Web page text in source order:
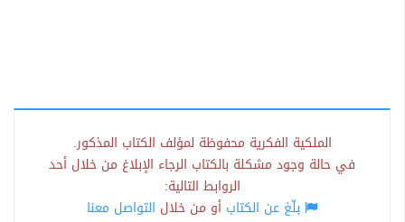
الملكية الفكرية محفوظة لمؤلف الكتاب المذكور.
في حالة وجود مشكلة بالكتاب الرجاء الإبلاغ من خلال أحد
الروابط التالية:
بلّغ عن الكتاب أو من خلال التواصل معنا